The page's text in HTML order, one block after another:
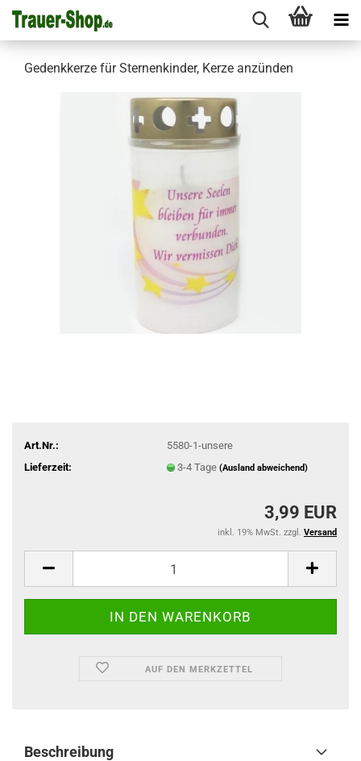
Gedenkkerze für Sternenkinder, Kerze anzünden
Art.Nr.:
5580-1-unsere
Lieferzeit:
3-4 Tage (Ausland abweichend)
3,99 EUR
inkl. 19% MwSt. zzgl. Versand
AUF DEN MERKZETTEL
Beschreibung